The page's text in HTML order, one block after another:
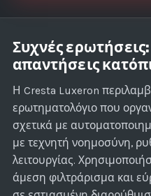
Συχνές
απαντήσεις
Η Cresta Luxeron
ερωτηματολόγιο που
σχετικά με
με τεχνητή νοημοσύνη,
λειτουργίας.
άμεση φιλτράρισμα και